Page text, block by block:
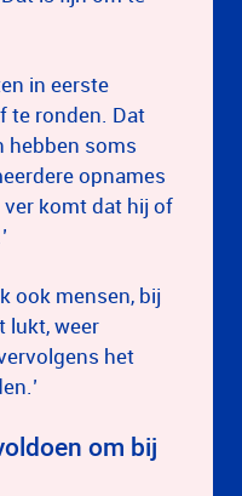
in eerste
te ronden. Dat
hebben soms
opnames
komt dat hij of
ook mensen, bij
lukt, weer
het
om bij